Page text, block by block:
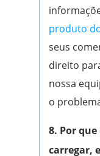
produto
seus
direito
nossa
o
8. Por
carregar,